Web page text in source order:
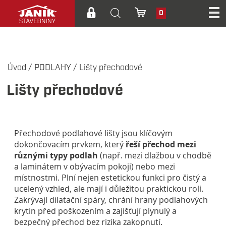
0
Úvod / PODLAHY / Lišty přechodové
Lišty přechodové
Přechodové podlahové lišty jsou klíčovým
dokončovacím prvkem, kterýřeší přechod mezi
různými typy podlah (např. mezi dlažbou v chodbě
a laminátem v obývacím pokoji) nebo mezi
místnostmi. Plní nejen estetickou funkci pro čistý a
ucelený vzhled, ale mají i důležitou praktickou roli.
Zakrývají dilatační spáry, chrání hrany podlahových
krytin před poškozením a zajišťují plynulý a
bezpečný přechod bez rizika zakopnutí.